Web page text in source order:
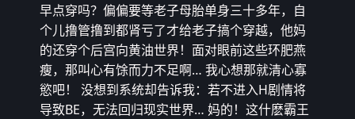
早点穿吗？偏偏要等老子母胎单身三十多年，自
个儿撸管撸到都肾亏了才给老子搞个穿越，他妈
的还穿个后宫向黄油世界！面对眼前这些环肥燕
瘦，那叫心有馀而力不足啊… 我心想那就清心寡
慾吧！ 没想到系统却告诉我：若不进入H剧情将
导致BE，无法回归现实世界… 妈的！这什麽霸王